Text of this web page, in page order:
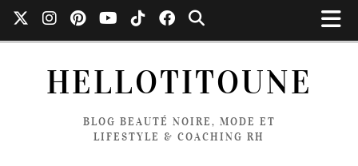
HELLOTITOUNE
BLOG BEAUTÉ NOIRE, MODE ET
LIFESTYLE & COACHING RH